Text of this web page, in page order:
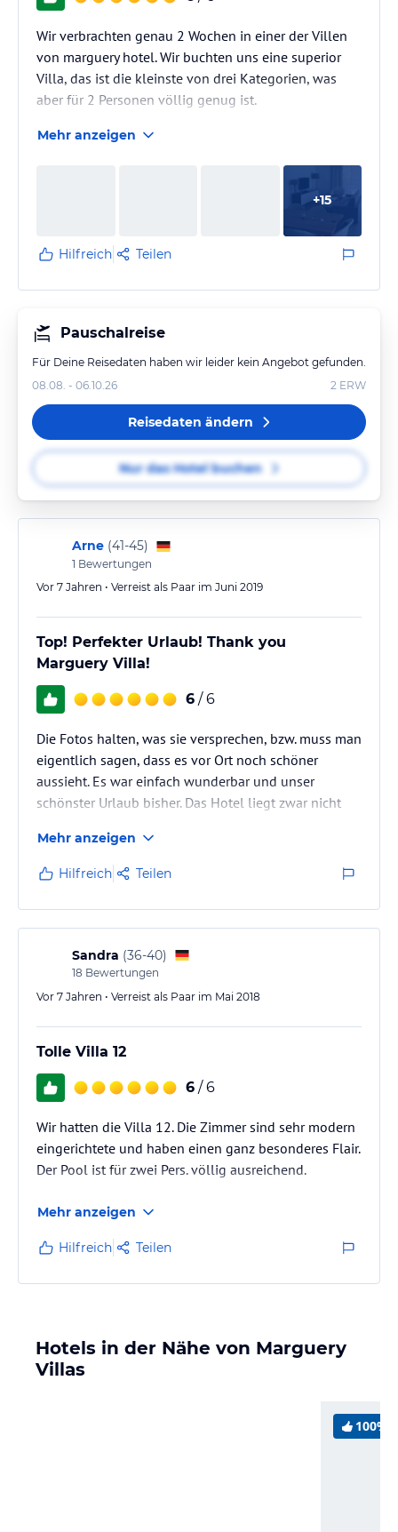
Wir verbrachten genau 2 Wochen in einer der Villen
von marguery hotel. Wir buchten uns eine superior
Villa, das ist die kleinste von drei Kategorien, was
aber für 2 Personen völlig genug ist.
gesicherten Haupteingang mit Tor, wo die security
Tag und Nacht wacht wer in die Anlage möchte.
Wir bekamen die Villa Nr 6. Jede Villa hat einen
verweilen ein, birgt jedoch in…
Mehr anzeigen
+15
Hilfreich Teilen
Pauschalreise
Für Deine Reisedaten haben wir leider kein Angebot gefunden.
08.08. - 06.10.26
2 ERW
Reisedaten ändern
Nur das Hotel buchen
Arne (41-45)
1 Bewertungen
Vor 7 Jahren • Verreist als Paar im Juni 2019
Top! Perfekter Urlaub! Thank you
Marguery Villa!
6 / 6
Die Fotos halten, was sie versprechen, bzw. muss man
eigentlich sagen, dass es vor Ort noch schöner
aussieht. Es war einfach wunderbar und unser
schönster Urlaub bisher. Das Hotel liegt zwar nicht
Fuß dort angelangt.
Allerdings geht es bei einem Urlaub auf Mauritius
eigentlich nicht darum, am Strand zu liegen; das zwar
ebenso, aber größtenteils haben wir das Land
erkundet (natürlich auch mit vielen anderen
Stränden). Die Insel hat so vieles zu bieten. Die Lage…
Mehr anzeigen
Hilfreich Teilen
Sandra (36-40)
18 Bewertungen
Vor 7 Jahren • Verreist als Paar im Mai 2018
Tolle Villa 12
6 / 6
Wir hatten die Villa 12. Die Zimmer sind sehr modern
eingerichtete und haben einen ganz besonderes Flair.
Der Pool ist für zwei Pers. völlig ausreichend.
Mehr anzeigen
Hilfreich Teilen
Hotels in der Nähe von Marguery
Villas
100%